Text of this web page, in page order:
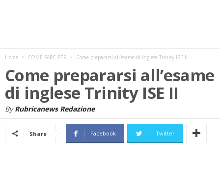
Home COME FARE PER Come prepararsi all’esame di inglese Trinity ISE II
Come prepararsi all’esame
di inglese Trinity ISE II
By Rubricanews Redazione
Share Facebook Twitter